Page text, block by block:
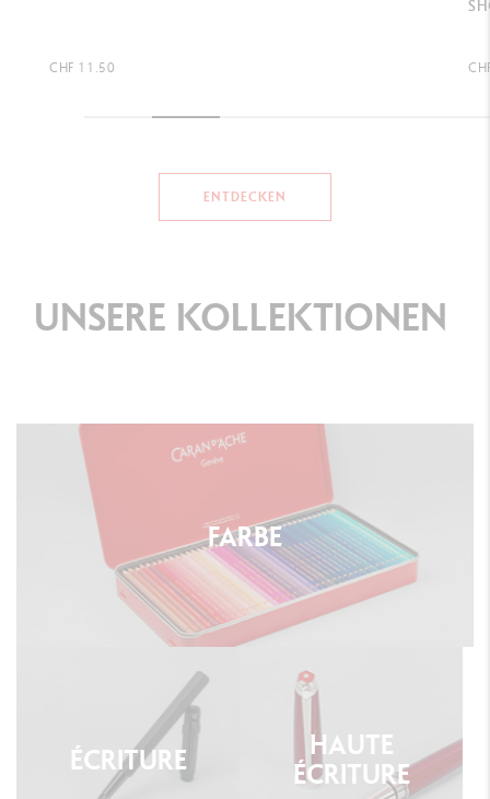
CHF 11.50
ENTDECKEN
UNSERE KOLLEKTIONEN
FARBE
ÉCRITURE
HAUTE
ÉCRITURE